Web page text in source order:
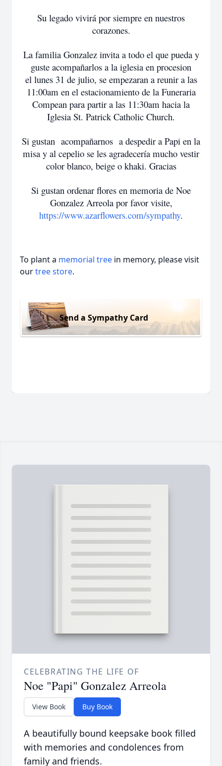
Su legado vivirá por siempre en nuestros
corazones.
La familia Gonzalez invita a todo el que pueda y
guste acompañarlos a la iglesia en procesion
el lunes 31 de julio, se empezaran a reunir a las
11:00am en el estacionamiento de la Funeraria
Compean para partir a las 11:30am hacia la
Iglesia St. Patrick Catholic Church.
Si gustan acompañarnos a despedir a Papi en la
misa y al cepelio se les agradecería mucho vestir
color blanco, beige o khaki. Gracias
Si gustan ordenar flores en memoria de Noe
Gonzalez Arreola por favor visite,
https://www.azarflowers.com/sympathy.
To plant a memorial tree in memory, please visit
ourtree store.
Send a Sympathy Card
CELEBRATING THE LIFE OF
Noe "Papi" Gonzalez Arreola
View Book Buy Book
A beautifully bound keepsake book filled
with memories and condolences from
family and friends.